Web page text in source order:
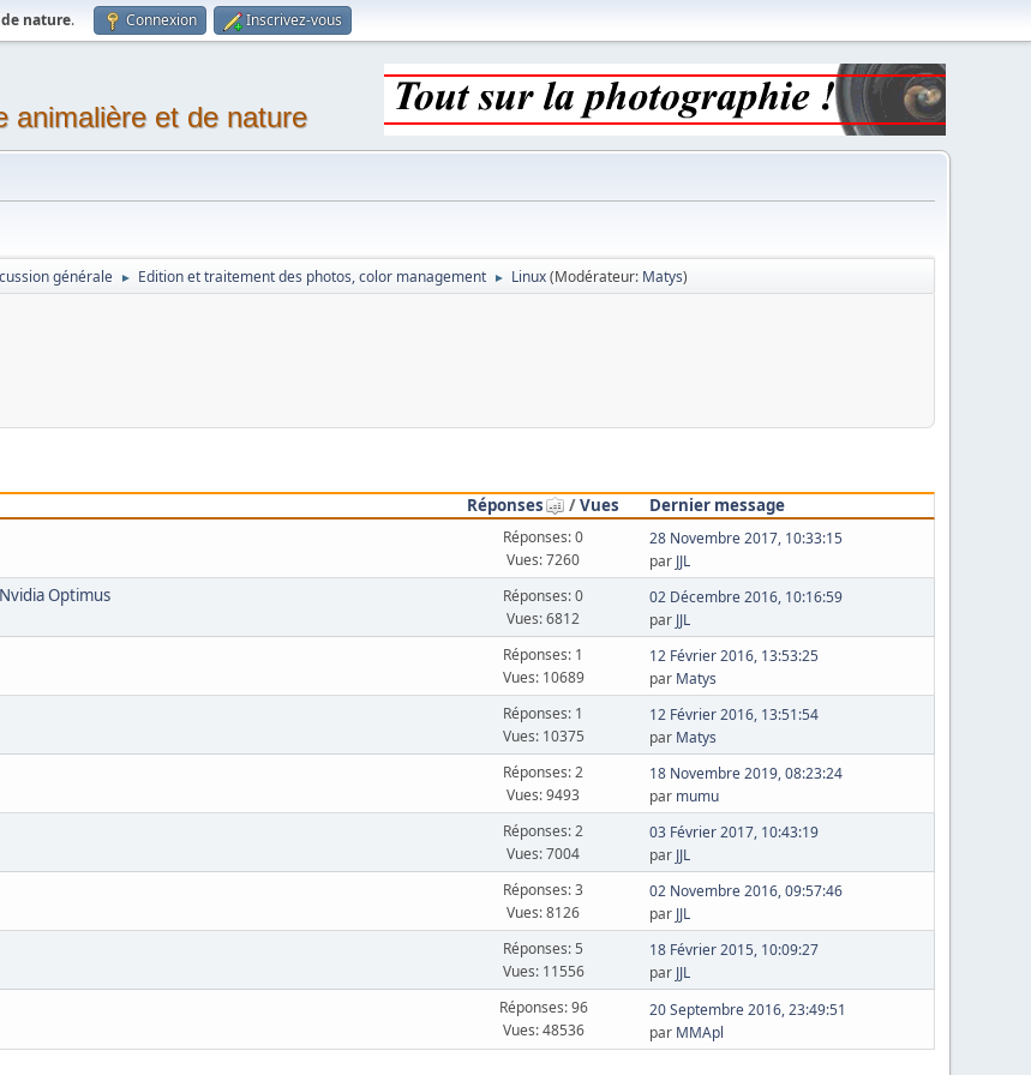
nature. Connexion Inscrivez-vous
animalière et de nature
générale ► Edition et traitement des photos, color management ► Linux(Modérateur: Matys)
Réponses /Vues
Dernier message
Réponses: 0
Vues: 7260
28 Novembre 2017, 10:33:15
par JJL
Optimus
Réponses: 0
Vues: 6812
02 Décembre 2016, 10:16:59
par JJL
Réponses: 1
Vues: 10689
12 Février 2016, 13:53:25
par Matys
Réponses: 1
Vues: 10375
12 Février 2016, 13:51:54
par Matys
Réponses: 2
Vues: 9493
18 Novembre 2019, 08:23:24
par mumu
Réponses: 2
Vues: 7004
03 Février 2017, 10:43:19
par JJL
Réponses: 3
Vues: 8126
02 Novembre 2016, 09:57:46
par JJL
Réponses: 5
Vues: 11556
18 Février 2015, 10:09:27
par JJL
Réponses: 96
Vues: 48536
20 Septembre 2016, 23:49:51
par MMApl